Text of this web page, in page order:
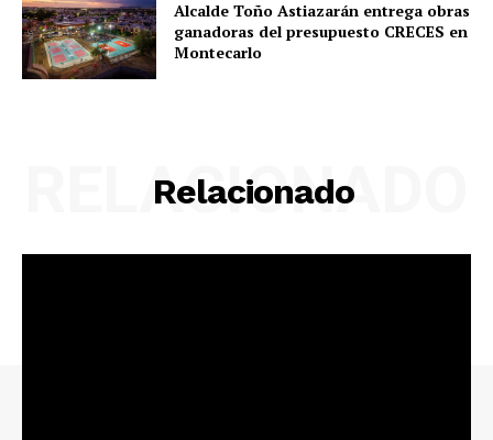
Alcalde Toño Astiazarán entrega obras
ganadoras del presupuesto CRECES en
Montecarlo
Relacionado
RELACIONADO